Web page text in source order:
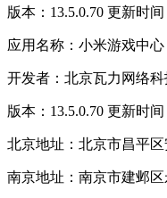
版本：13.5.0.70 更新时间
应用名称：小米游戏中心
开发者：北京瓦力网络科
版本：13.5.0.70 更新时间
北京地址：北京市昌平
南京地址：南京市建邺